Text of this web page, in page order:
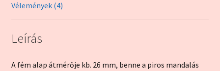
Vélemények (4)
Leírás
A fém alap átmérője kb. 26 mm, benne a piros mandalás